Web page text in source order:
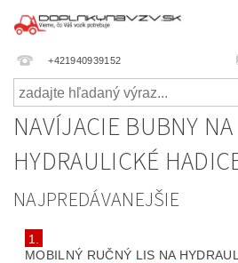
+421940939152
NAVÍJACIE BUBNY NA
HYDRAULICKÉ
NAJPREDÁVANEJŠIE
1.
MOBILNÝ RUČNÝ LIS NA